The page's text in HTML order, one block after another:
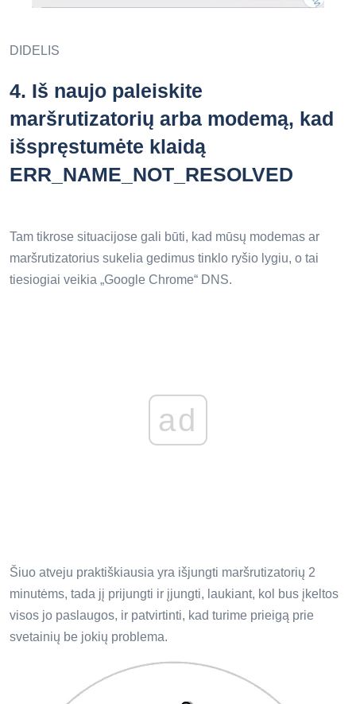
DIDELIS
4. Iš naujo paleiskite
maršrutizatorių arba modemą, kad
išspręstumėte klaidą
ERR_NAME_NOT_RESOLVED
Tam tikrose situacijose gali būti, kad mūsų modemas ar
maršrutizatorius sukelia gedimus tinklo ryšio lygiu, o tai
tiesiogiai veikia „Google Chrome“ DNS.
ad
Šiuo atveju praktiškiausia yra išjungti maršrutizatorių 2
minutėms, tada jį prijungti ir įjungti, laukiant, kol bus įkeltos
visos jo paslaugos, ir patvirtinti, kad turime prieigą prie
svetainių be jokių problema.